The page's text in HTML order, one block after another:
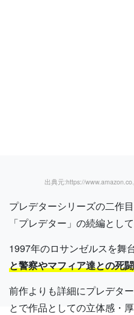
出典元:https://
プレデターシリーズの二作
「プレデター」の続編とし
1997年のロサンゼルスを舞台
と警察やマフィア達との死闘
前作よりも詳細にプレデタ
とで作品としての立体感・